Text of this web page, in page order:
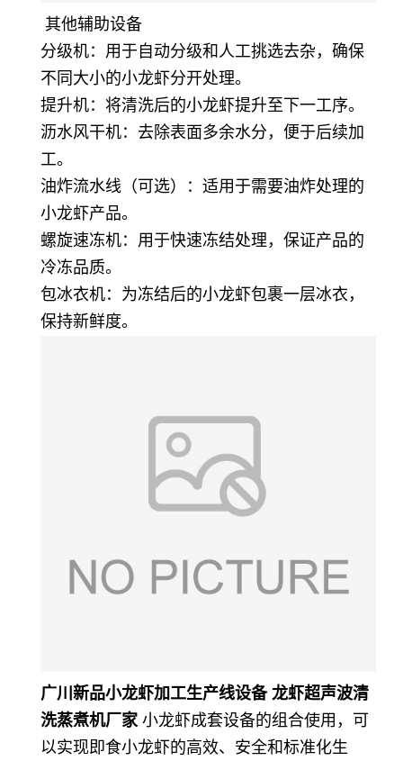
其他辅助设备
分级机：用于自动分级和人工挑选去杂，确保
不同大小的小龙虾分开处理。
提升机：将清洗后的小龙虾提升至下一工序。
沥水风干机：去除表面多余水分，便于后续加
工。
油炸流水线（可选）：适用于需要油炸处理的
小龙虾产品。
螺旋速冻机：用于快速冻结处理，保证产品的
冷冻品质。
包冰衣机：为冻结后的小龙虾包裹一层冰衣，
保持新鲜度。
广川新品小龙虾加工生产线设备 龙虾超声波清
洗蒸煮机厂家 小龙虾成套设备的组合使用，可
以实现即食小龙虾的高效、安全和标准化生